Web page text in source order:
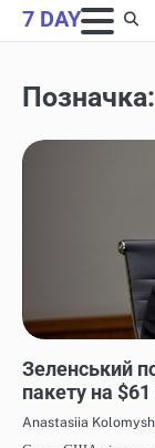
Skip
to
7 DAY
Позначка:
Зеленський
пакету на
Anastasiia